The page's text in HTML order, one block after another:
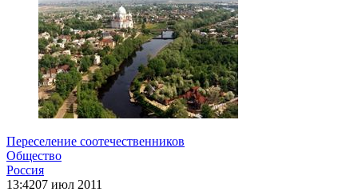
Переселение соотечественников
Общество
Россия
13:4207 июл 2011